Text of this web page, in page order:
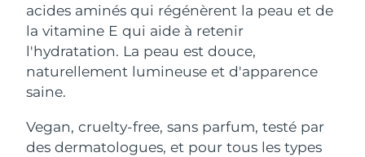
acides aminés qui régénèrent la peau et de
la vitamine E qui aide à retenir
l'hydratation. La peau est douce,
naturellement lumineuse et d'apparence
saine.
Vegan, cruelty-free, sans parfum, testé par
des dermatologues, et pour tous les types